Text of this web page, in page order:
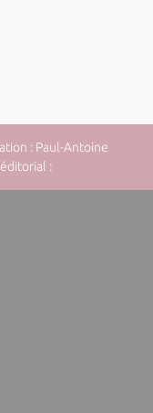
: Paul-Antoine
: